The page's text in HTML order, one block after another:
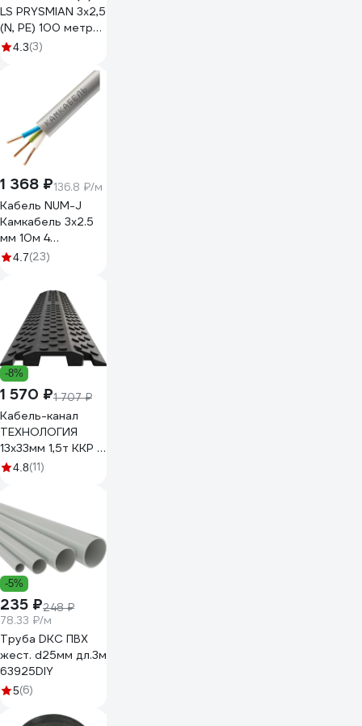
LS PRYSMIAN 3x2,5
(N, PE) 100 метров
1503050101
4.3(3)
1 368 ₽136.8 ₽/м
Кабель NUM-J
Камкабель 3x2.5
мм 10м 4
1117S30HG0007ЪM0010М
4.7(23)
-8%
1 570 ₽1 707 ₽
Кабель-канал
ТЕХНОЛОГИЯ
13x33мм 1,5т ККР 1-
1,5 черный 00-
4.8(11)
-5%
235 ₽248 ₽
78.33 ₽/м
Труба DKC ПВХ
жест. d25мм дл.3м
63925DIY
5(6)